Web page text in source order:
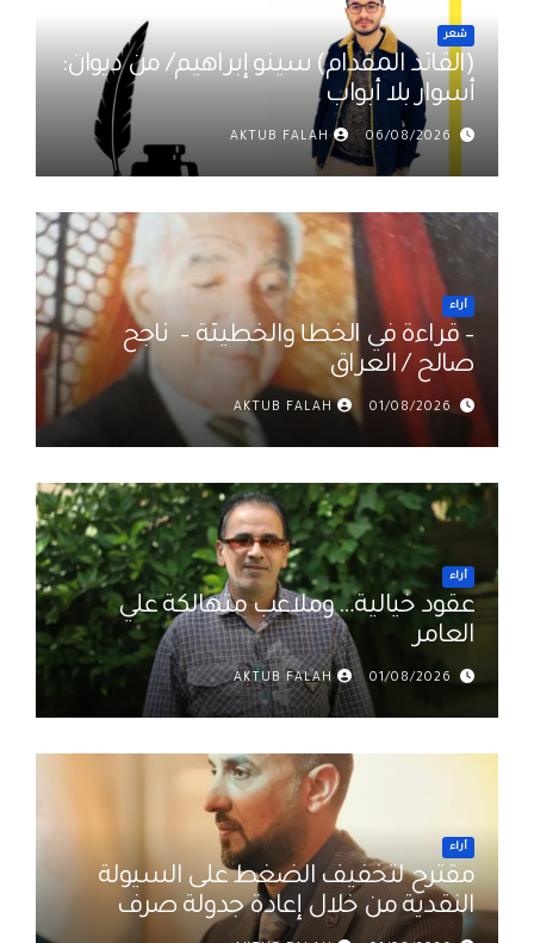
شعر
(القائد المقدام) سينو إبراهيم/ من ديوان:
أسوار بلا أبواب
06/08/2026
AKTUB FALAH
أراء
– قراءة في الخطأ والخطيئة – ناجح
صالح / العراق
01/08/2026
AKTUB FALAH
أراء
عقود خيالية… وملاعب متهالكة علي
العامر
01/08/2026
AKTUB FALAH
أراء
مقترح لتخفيف الضغط على السيولة
النقدية من خلال إعادة جدولة صرف